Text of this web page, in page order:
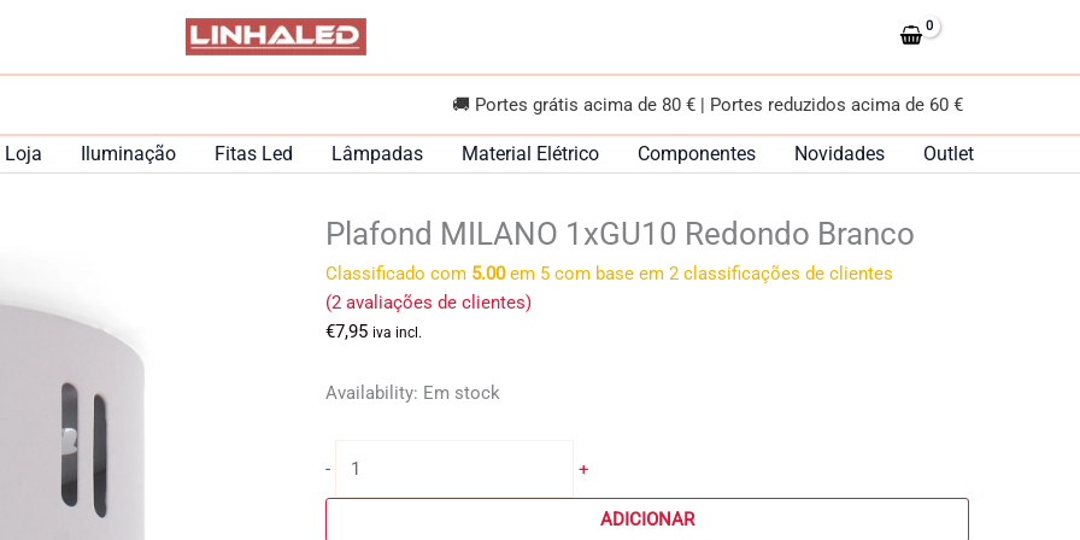
🚚 Portes grátis acima de 80 € | Portes reduzidos acima de 60 €
Loja Iluminação Fitas Led Lâmpadas Material Elétrico Componentes Novidades Outlet
Plafond MILANO 1xGU10 Redondo Branco
Classificado com 5.00em 5 com base em2 classificações de clientes
(2 avaliações de clientes)
€7,95 iva incl.
Availability: Em stock
- +
ADICIONAR